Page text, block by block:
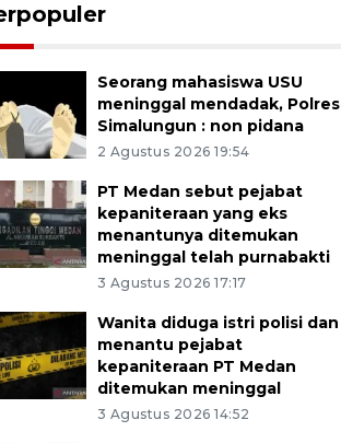
Seorang mahasiswa USU
meninggal mendadak, Polres
Simalungun : non pidana
2 Agustus 2026 19:54
PT Medan sebut pejabat
kepaniteraan yang eks
menantunya ditemukan
meninggal telah purnabakti
3 Agustus 2026 17:17
Wanita diduga istri polisi dan
menantu pejabat
kepaniteraan PT Medan
ditemukan meninggal
3 Agustus 2026 14:52